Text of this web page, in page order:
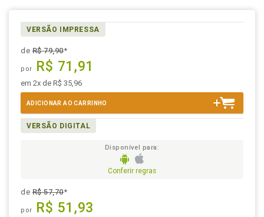
VERSÃO IMPRESSA
deR$ 79,90*
por R$ 71,91
em 2x de R$ 35,96
ADICIONAR AO CARRINHO
VERSÃO DIGITAL
Disponível para:
Conferir regras
deR$ 57,70*
por R$ 51,93